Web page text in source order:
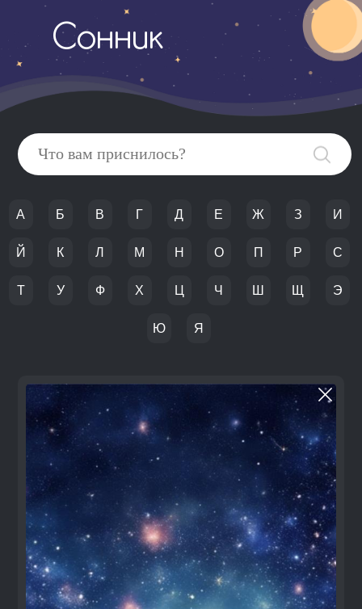
Сонник
А Б В Г Д Е Ж З И
Й К Л М Н О П Р С
Т У Ф Х Ц Ч Ш Щ Э
Ю Я